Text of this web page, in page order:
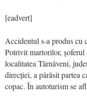
[eadvert]
Accidentul s-a produs cu
Potrivit martorilor,
localitatea Târnăveni,
direcției, a părăsit partea
copac. În autoturism se